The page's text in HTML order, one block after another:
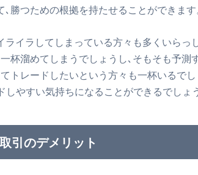
勝つための根拠を持たせることができます
イラしてしまっている方々も多くいらっ
杯溜めてしまうでしょうし､そもそも予測
トレードしたいという方々も一杯いるでし
やすい気持ちになることができるでしょ
引のデメリット